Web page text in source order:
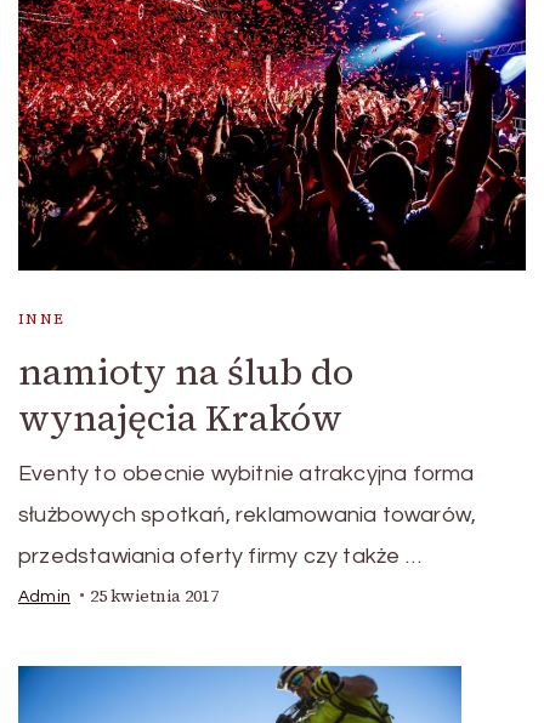
INNE
namioty na ślub do
wynajęcia Kraków
Eventy to obecnie wybitnie atrakcyjna forma
służbowych spotkań, reklamowania towarów,
przedstawiania oferty firmy czy także …
Admin 25 kwietnia 2017